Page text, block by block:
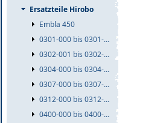
Ersatzteile Hirobo
Embla 450
0301-000 bis 0301-999
0302-001 bis 0302-999
0304-000 bis 0304-999
0307-000 bis 0307-999
0312-000 bis 0312-999
0400-000 bis 0400-999